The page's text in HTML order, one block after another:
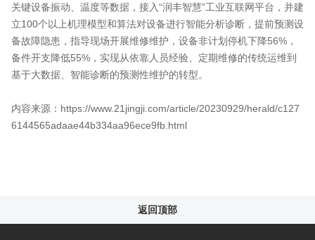
关键设备振动、温度等数据，接入“润丰智慧”工业互联网平台，并建
立100个以上机理模型和算法对设备进行智能分析诊断，提前预测设
备故障隐患，指导现场开展维修维护，设备非计划停机下降56%，
备件开支降低55%，实现从依靠人员经验、定期维修的传统运维到
基于大数据、智能诊断的预测性维护的转型。
内容来源：https://www.21jingji.com/article/20230929/herald/c127
6144565adaae44b334aa96ece9fb.html
返回顶部